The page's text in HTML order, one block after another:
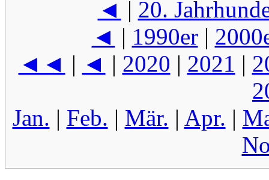
◄ | 20.
◄ | 1990er|
◄◄ | ◄ | 2020 | 2021 |
Jan. | Feb. | Mär. | Apr. |